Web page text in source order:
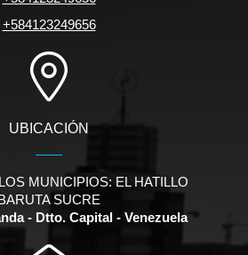
+584123249656
UBICACIÓN
MUNICIPIOS: EL HATILLO
SUCRE
- Dtto. Capital - Venezuela